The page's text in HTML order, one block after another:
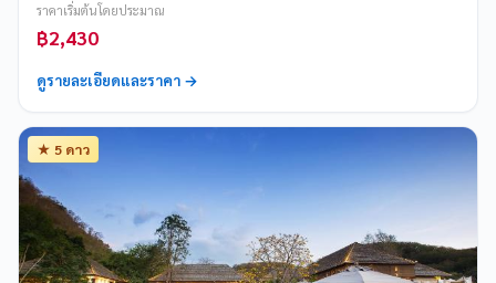
ราคาเริ่มต้นโดยประมาณ
฿2,430
ดูรายละเอียดและราคา →
★ 5 ดาว